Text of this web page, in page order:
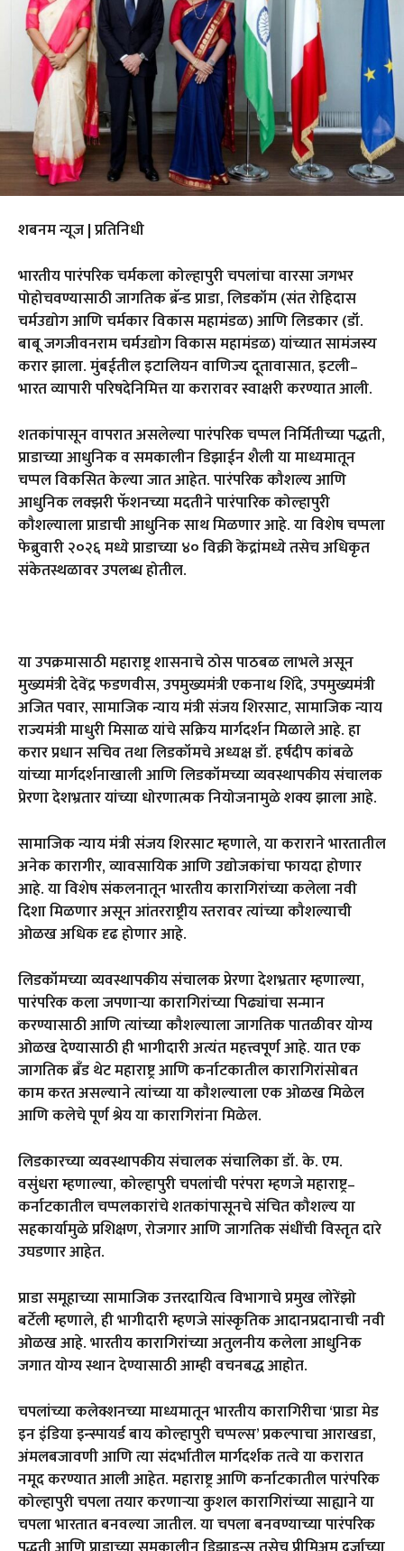
शबनम न्यूज | प्रतिनिधी
भारतीय पारंपरिक चर्मकला कोल्हापुरी चपलांचा वारसा जगभर
पोहोचवण्यासाठी जागतिक ब्रॅन्ड प्राडा, लिडकॉम (संत रोहिदास
चर्मउद्योग आणि चर्मकार विकास महामंडळ) आणि लिडकार (डॉ.
बाबू जगजीवनराम चर्मउद्योग विकास महामंडळ) यांच्यात सामंजस्य
करार झाला. मुंबईतील इटालियन वाणिज्य दूतावासात, इटली–
भारत व्यापारी परिषदेनिमित्त या करारावर स्वाक्षरी करण्यात आली.
शतकांपासून वापरात असलेल्या पारंपरिक चप्पल निर्मितीच्या पद्धती,
प्राडाच्या आधुनिक व समकालीन डिझाईन शैली या माध्यमातून
चप्पल विकसित केल्या जात आहेत. पारंपरिक कौशल्य आणि
आधुनिक लक्झरी फॅशनच्या मदतीने पारंपारिक कोल्हापुरी
कौशल्याला प्राडाची आधुनिक साथ मिळणार आहे. या विशेष चप्पला
फेब्रुवारी २०२६ मध्ये प्राडाच्या ४० विक्री केंद्रांमध्ये तसेच अधिकृत
संकेतस्थळावर उपलब्ध होतील.
या उपक्रमासाठी महाराष्ट्र शासनाचे ठोस पाठबळ लाभले असून
मुख्यमंत्री देवेंद्र फडणवीस, उपमुख्यमंत्री एकनाथ शिंदे, उपमुख्यमंत्री
अजित पवार, सामाजिक न्याय मंत्री संजय शिरसाट, सामाजिक न्याय
राज्यमंत्री माधुरी मिसाळ यांचे सक्रिय मार्गदर्शन मिळाले आहे. हा
करार प्रधान सचिव तथा लिडकॉमचे अध्यक्ष डॉ. हर्षदीप कांबळे
यांच्या मार्गदर्शनाखाली आणि लिडकॉमच्या व्यवस्थापकीय संचालक
प्रेरणा देशभ्रतार यांच्या धोरणात्मक नियोजनामुळे शक्य झाला आहे.
सामाजिक न्याय मंत्री संजय शिरसाट म्हणाले, या कराराने भारतातील
अनेक कारागीर, व्यावसायिक आणि उद्योजकांचा फायदा होणार
आहे. या विशेष संकलनातून भारतीय कारागिरांच्या कलेला नवी
दिशा मिळणार असून आंतरराष्ट्रीय स्तरावर त्यांच्या कौशल्याची
ओळख अधिक दृढ होणार आहे.
लिडकॉमच्या व्यवस्थापकीय संचालक प्रेरणा देशभ्रतार म्हणाल्या,
पारंपरिक कला जपणाऱ्या कारागिरांच्या पिढ्यांचा सन्मान
करण्यासाठी आणि त्यांच्या कौशल्याला जागतिक पातळीवर योग्य
ओळख देण्यासाठी ही भागीदारी अत्यंत महत्त्वपूर्ण आहे. यात एक
जागतिक ब्रँड थेट महाराष्ट्र आणि कर्नाटकातील कारागिरांसोबत
काम करत असल्याने त्यांच्या या कौशल्याला एक ओळख मिळेल
आणि कलेचे पूर्ण श्रेय या कारागिरांना मिळेल.
लिडकारच्या व्यवस्थापकीय संचालक संचालिका डॉ. के. एम.
वसुंधरा म्हणाल्या, कोल्हापुरी चपलांची परंपरा म्हणजे महाराष्ट्र–
कर्नाटकातील चप्पलकारांचे शतकांपासूनचे संचित कौशल्य या
सहकार्यामुळे प्रशिक्षण, रोजगार आणि जागतिक संधींची विस्तृत दारे
उघडणार आहेत.
प्राडा समूहाच्या सामाजिक उत्तरदायित्व विभागाचे प्रमुख लोरेंझो
बर्टेली म्हणाले, ही भागीदारी म्हणजे सांस्कृतिक आदानप्रदानाची नवी
ओळख आहे. भारतीय कारागिरांच्या अतुलनीय कलेला आधुनिक
जगात योग्य स्थान देण्यासाठी आम्ही वचनबद्ध आहोत.
चपलांच्या कलेक्शनच्या माध्यमातून भारतीय कारागिरीचा ‘प्राडा मेड
इन इंडिया इन्स्पायर्ड बाय कोल्हापुरी चप्पल्स’ प्रकल्पाचा आराखडा,
अंमलबजावणी आणि त्या संदर्भातील मार्गदर्शक तत्वे या करारात
नमूद करण्यात आली आहेत. महाराष्ट्र आणि कर्नाटकातील पारंपरिक
कोल्हापुरी चपला तयार करणाऱ्या कुशल कारागिरांच्या साह्याने या
चपला भारतात बनवल्या जातील. या चपला बनवण्याच्या पारंपरिक